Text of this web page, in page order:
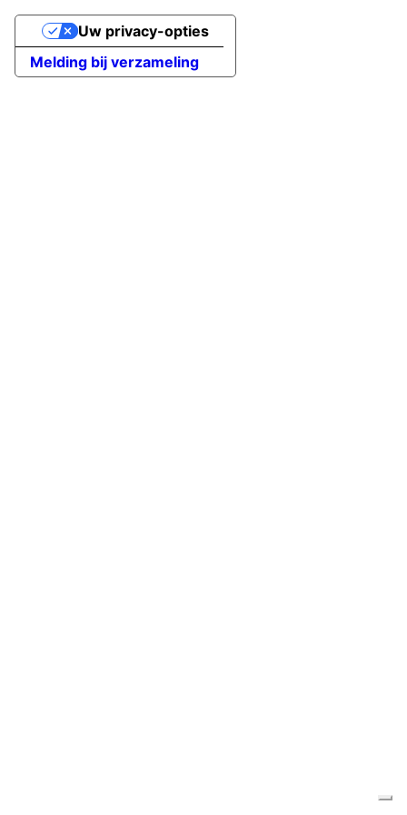
Melding bij verzameling
Uw privacy-opties